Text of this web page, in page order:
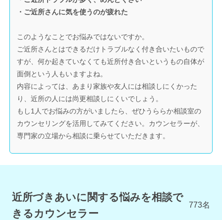
・ご近所さんに気を使うのが疲れた
このようなことでお悩みではないですか。
ご近所さんとはできるだけトラブルなく付き合いたいもので
すが、何か起きていなくても近所付き合いというもの自体が
面倒という人もいますよね。
内容によっては、あまり家族や友人には相談しにくかった
り、近所の人には尚更相談しにくいでしょう。
もし1人でお悩みの方がいましたら、ぜひうららか相談室の
カウンセリングを活用してみてください。カウンセラーが、
専門家の立場から相談に乗らせていただきます。
近所づきあいに関する悩みを相談で
きるカウンセラー
773名